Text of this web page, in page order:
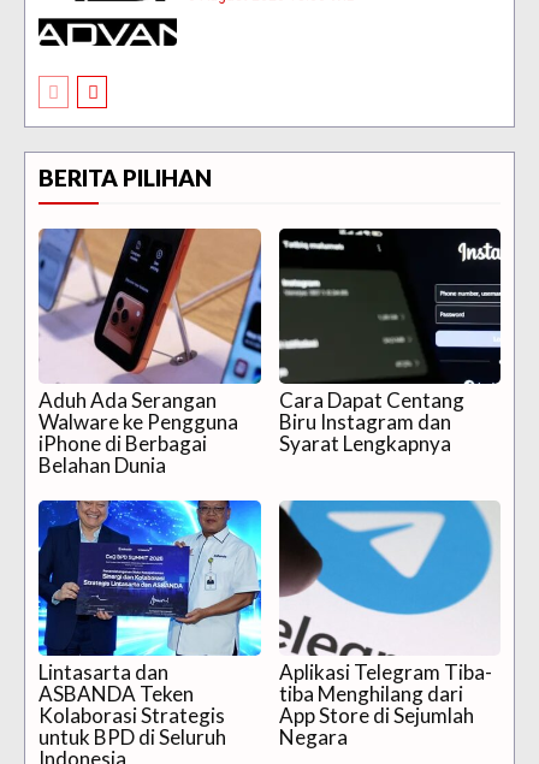
BERITA PILIHAN
Aduh Ada Serangan
Walware ke Pengguna
iPhone di Berbagai
Belahan Dunia
Cara Dapat Centang
Biru Instagram dan
Syarat Lengkapnya
Lintasarta dan
ASBANDA Teken
Kolaborasi Strategis
untuk BPD di Seluruh
Aplikasi Telegram Tiba-
tiba Menghilang dari
App Store di Sejumlah
Negara